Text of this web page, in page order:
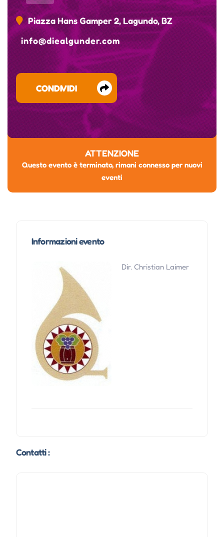
Piazza Hans Gamper 2, Lagundo, BZ
info@diealgunder.com
CONDIVIDI
ATTENZIONE
Questo evento è terminato, rimani connesso per nuovi
eventi
Informazioni evento
Dir. Christian Laimer
Contatti :